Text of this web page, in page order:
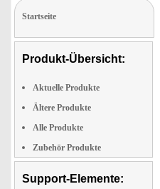
Startseite
Produkt-Übersicht:
Aktuelle Produkte
Ältere Produkte
Alle Produkte
Zubehör Produkte
Support-Elemente: